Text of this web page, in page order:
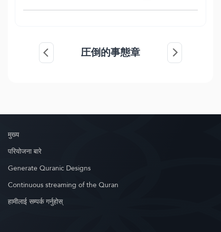
圧倒的事態章
मुख्य
परियोजना बारे
Generate Quranic Designs
Continuous streaming of the Quran
हामीलाई सम्पर्क गर्नुहोस्